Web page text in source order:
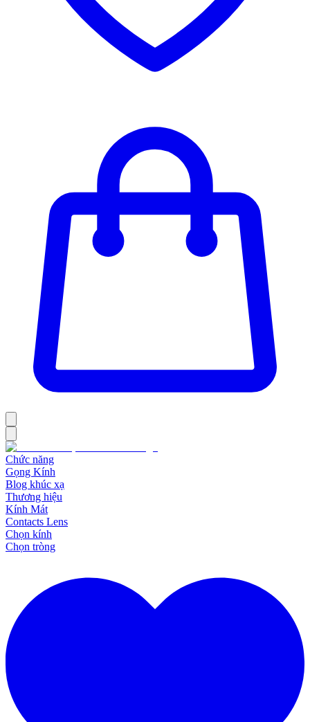
Chức năng
Gọng Kính
Blog khúc xạ
Thương hiệu
Kính Mát
Contacts Lens
Chọn kính
Chọn tròng